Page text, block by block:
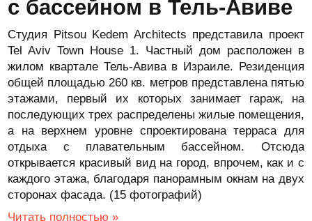
с бассейном в Тель-Авиве
Студия Pitsou Kedem Architects представила проект
Tel Aviv Town House 1. Частный дом расположен в
жилом квартале Тель-Авива в Израиле. Резиденция
общей площадью 260 кв. метров представлена пятью
этажами, первый их которых занимает гараж, на
последующих трех распределены жилые помещения,
а на верхнем уровне спроектирована терраса для
отдыха с плавательным бассейном. Отсюда
открывается красивый вид на город, впрочем, как и с
каждого этажа, благодаря панорамным окнам на двух
сторонах фасада. (15 фотографий)
Читать полностью »